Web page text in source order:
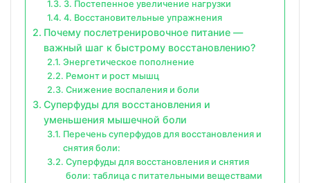
3. Постепенное увеличение нагрузки
4. Восстановительные упражнения
Почему послетренировочное питание —
важный шаг к быстрому восстановлению?
Энергетическое пополнение
Ремонт и рост мышц
Снижение воспаления и боли
Суперфуды для восстановления и
уменьшения мышечной боли
Перечень суперфудов для восстановления и
снятия боли:
Суперфуды для восстановления и снятия
боли: таблица с питательными веществами